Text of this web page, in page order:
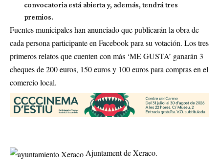
convocatoria está abierta y, además, tendrá tres
premios.
Fuentes municipales han anunciado que publicarán la obra de
cada persona participante en Facebook para su votación. Los tres
primeros relatos que cuenten con más ‘ME GUSTA’ ganarán 3
cheques de 200 euros, 150 euros y 100 euros para compras en el
comercio local.
Ajuntament de Xeraco.